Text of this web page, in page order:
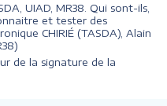
UIAD, MR38. Qui sont-ils,
et tester des
CHIRIÉ (TASDA), Alain
de la signature de la